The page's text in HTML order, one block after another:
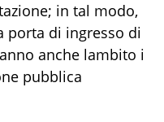
; in tal modo,
porta di ingresso di
anche lambito i
pubblica